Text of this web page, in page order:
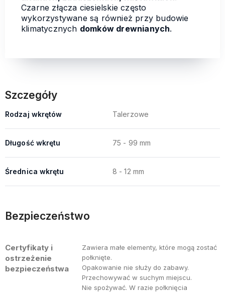
Czarne złącza ciesielskie często
wykorzystywane są również przy budowie
klimatycznych domków drewnianych.
Szczegóły
Rodzaj wkrętów Talerzowe
Długość wkrętu 75 - 99 mm
Średnica wkrętu 8 - 12 mm
Bezpieczeństwo
Certyfikaty i
ostrzeżenie
bezpieczeństwa
Zawiera małe elementy, które mogą zostać
połknięte.
Opakowanie nie służy do zabawy.
Przechowywać w suchym miejscu.
Nie spożywać. W razie połknięcia